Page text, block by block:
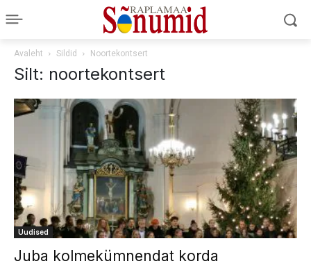
Avaleht Sildid Noortekontsert
Silt: noortekontsert
Uudised
Juba kolmekümnendat korda